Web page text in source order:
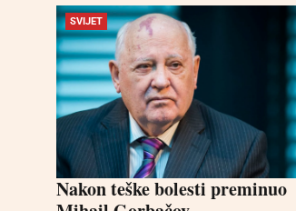
SVIJET
Nakon teške bolesti preminuo